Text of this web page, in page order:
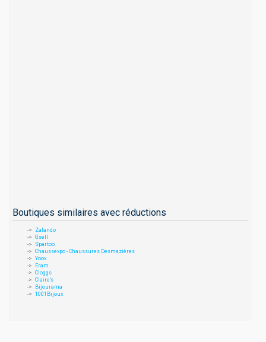
Boutiques similaires avec réductions
Zalando
Gsell
Spartoo
Chaussexpo - Chaussures Desmazières
Yoox
Eram
Cloggs
Claire's
Bijourama
1001Bijoux